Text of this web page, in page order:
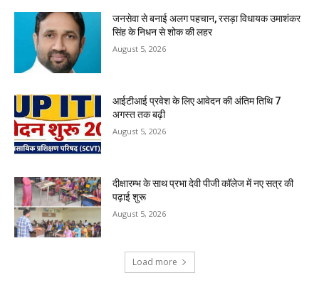
जनसेवा से बनाई अलग पहचान, रसड़ा विधायक उमाशंकर
सिंह के निधन से शोक की लहर
August 5, 2026
आईटीआई प्रवेश के लिए आवेदन की अंतिम तिथि 7
अगस्त तक बढ़ी
August 5, 2026
दीक्षारम्भ के साथ प्रभा देवी पीजी कॉलेज में नए सत्र की
पढ़ाई शुरू
August 5, 2026
Load more